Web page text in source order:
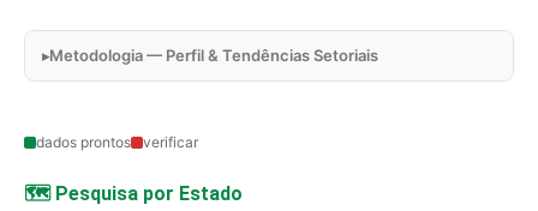
Metodologia — Perfil & Tendências Setoriais
dados prontos verificar
🗺️ Pesquisa por Estado